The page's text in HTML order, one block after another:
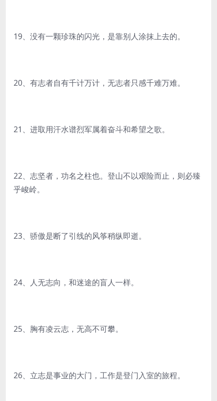
19、没有一颗珍珠的闪光，是靠别人涂抹上去的。
20、有志者自有千计万计，无志者只感千难万难。
21、进取用汗水谱烈军属着奋斗和希望之歌。
22、志坚者，功名之柱也。登山不以艰险而止，则必臻
乎峻岭。
23、骄傲是断了引线的风筝稍纵即逝。
24、人无志向，和迷途的盲人一样。
25、胸有凌云志，无高不可攀。
26、立志是事业的大门，工作是登门入室的旅程。